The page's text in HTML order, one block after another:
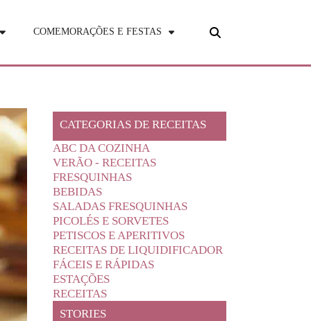
COMEMORAÇÕES E FESTAS
CATEGORIAS DE RECEITAS
ABC DA COZINHA
VERÃO - RECEITAS
FRESQUINHAS
BEBIDAS
SALADAS FRESQUINHAS
PICOLÉS E SORVETES
PETISCOS E APERITIVOS
RECEITAS DE LIQUIDIFICADOR
FÁCEIS E RÁPIDAS
ESTAÇÕES
RECEITAS
STORIES